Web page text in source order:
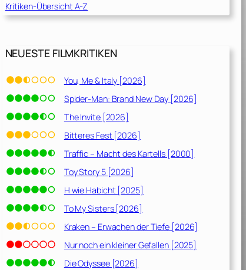
Kritiken-Übersicht A-Z
NEUESTE FILMKRITIKEN
You, Me & Italy [2026]
Spider-Man: Brand New Day [2026]
The Invite [2026]
Bitteres Fest [2026]
Traffic – Macht des Kartells [2000]
Toy Story 5 [2026]
H wie Habicht [2025]
To My Sisters [2026]
Kraken – Erwachen der Tiefe [2026]
Nur noch ein kleiner Gefallen [2025]
Die Odyssee [2026]